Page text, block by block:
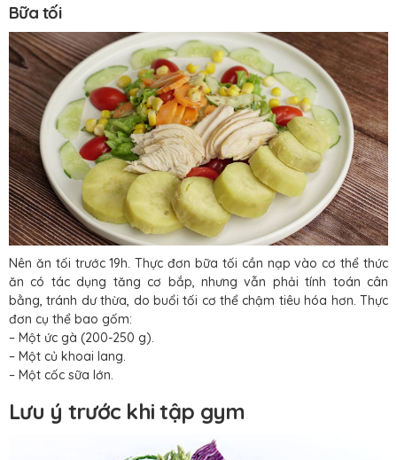
Bữa tối
Nên ăn tối trước 19h. Thực đơn bữa tối cần nạp vào cơ thể thức
ăn có tác dụng tăng cơ bắp, nhưng vẫn phải tính toán cân
bằng, tránh dư thừa, do buổi tối cơ thể chậm tiêu hóa hơn. Thực
đơn cụ thể bao gốm:
– Một ức gà (200-250 g).
– Một củ khoai lang.
– Một cốc sữa lớn.
Lưu ý trước khi tập gym